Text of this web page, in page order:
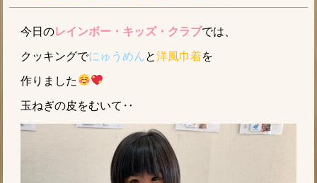
今日のレインボー・キッズ・クラブでは、
クッキングでにゅうめんと洋風巾着を
作りました
玉ねぎの皮をむいて‥